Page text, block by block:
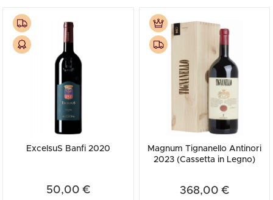
ExcelsuS Banfi 2020
50,00 €
Magnum Tignanello Antinori
2023 (Cassetta in Legno)
368,00 €